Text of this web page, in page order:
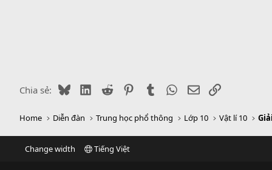
Chia sẻ: BlueskyLinkedIn
Reddit PinterestTumblr WhatsApp
EmailLink
Home Diễn đàn Trung học phổ thông Lớp 10 Vật lí 10
Change width Tiếng Việt